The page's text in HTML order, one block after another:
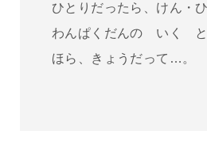
ひとりだったら、けん・
わんぱくだんの いく
ほら、きょうだって…。